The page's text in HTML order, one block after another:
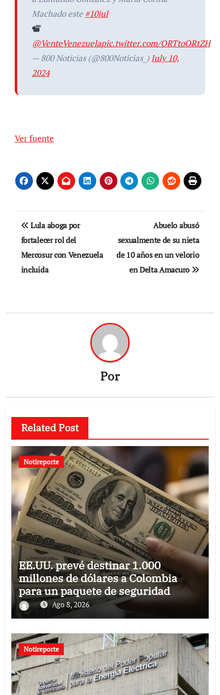
Machado este#10jul
@VenteVenezuelapic.twitter.com/ORTtoORtZH
— 800 Noticias (@800Noticias_) July 10,
2024
Ver fuente
Navegación
de
entradas
Lula aboga por
fortalecer rol del
Mercosur con Venezuela
incluida
Abuelo abusó
sexualmente de su nieta
de 10 años en un velorio
en Delta Amacuro
Por
Related Post
Notireporte
EE.UU. prevé destinar 1.000
millones de dólares a Colombia
para un paquete de seguridad
Ago 8, 2026
Notireporte